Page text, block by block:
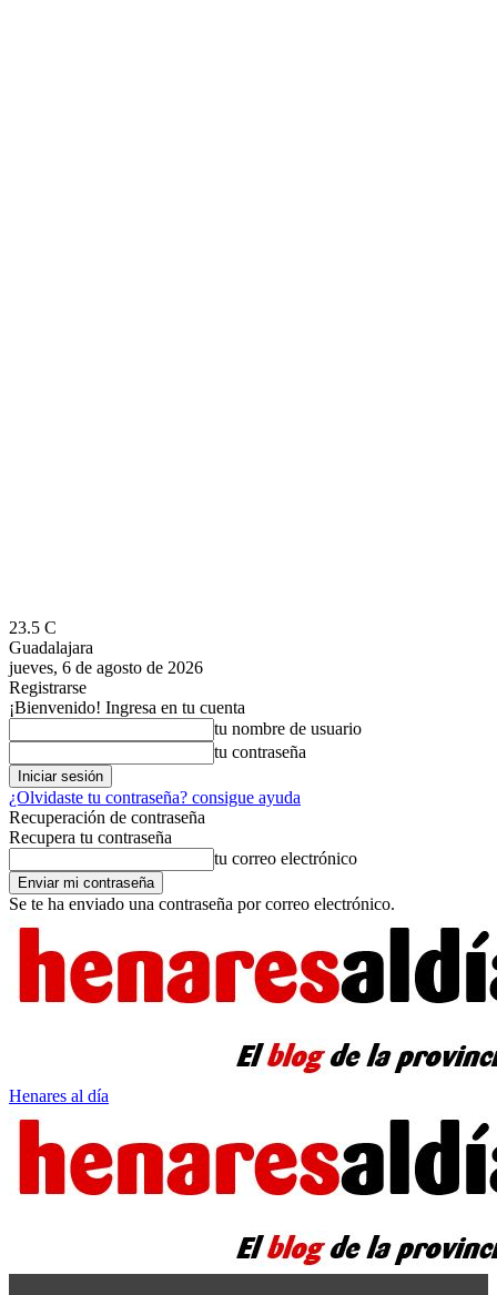
23.5 C
Guadalajara
jueves, 6 de agosto de 2026
Registrarse
¡Bienvenido! Ingresa en tu cuenta
tu nombre de usuario
tu contraseña
¿Olvidaste tu contraseña? consigue ayuda
Recuperación de contraseña
Recupera tu contraseña
tu correo electrónico
Se te ha enviado una contraseña por correo electrónico.
Henares al día